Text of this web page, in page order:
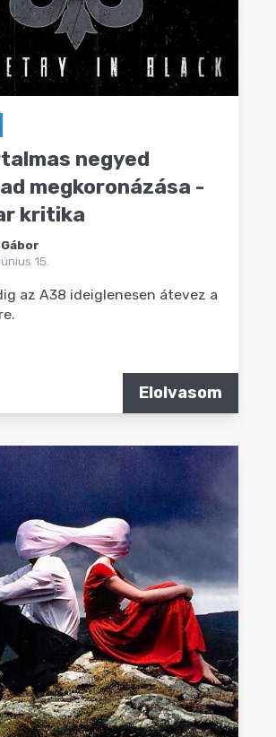
negyed
megkoronázása -
kritika
15.
az A38 ideiglenesen átevez a
Elolvasom